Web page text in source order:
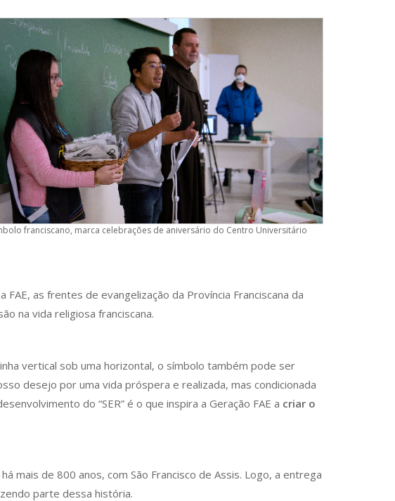
franciscano, marca celebrações de aniversário do Centro Universitário
as frentes de evangelização da Província Franciscana da
na vida religiosa franciscana.
vertical sob uma horizontal, o símbolo também pode ser
desejo por uma vida próspera e realizada, mas condicionada
do “SER” é o que inspira a Geração FAE a criar o
mais de 800 anos, com São Francisco de Assis. Logo, a entrega
parte dessa história.